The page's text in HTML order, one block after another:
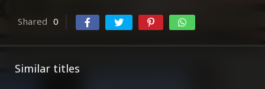
Shared 0
Similar titles